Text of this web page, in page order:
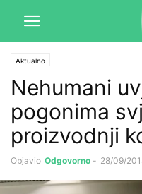
Aktualno
Nehumani
pogonima
proizvodnji
Objavio Odgovorno - 28/09/